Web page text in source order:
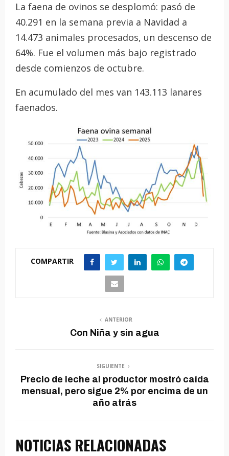
La faena de ovinos se desplomó: pasó de
40.291 en la semana previa a Navidad a
14.473 animales procesados, un descenso de
64%. Fue el volumen más bajo registrado
desde comienzos de octubre.
En acumulado del mes van 143.113 lanares
faenados.
COMPARTIR
ANTERIOR
Con Niña y sin agua
SIGUIENTE
Precio de leche al productor mostró caída
mensual, pero sigue 2% por encima de un
año atrás
NOTICIAS RELACIONADAS